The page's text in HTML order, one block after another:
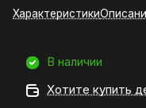
Характеристики
В наличии
Хотите купить